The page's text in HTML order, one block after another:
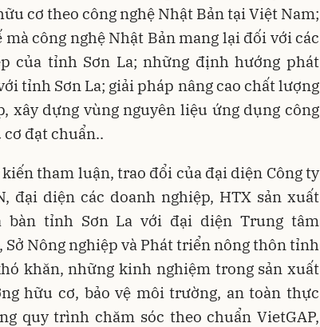
cơ theo công nghệ Nhật Bản tại Việt Nam;
công nghệ Nhật Bản mang lại đối với các
của tỉnh Sơn La; những định hướng phát
tỉnh Sơn La; giải pháp nâng cao chất lượng
xây dựng vùng nguyên liệu ứng dụng công
cơ đạt chuẩn..
tham luận, trao đổi của đại diện Công ty
đại diện các doanh nghiệp, HTX sản xuất
bàn tỉnh Sơn La với đại diện Trung tâm
Sở Nông nghiệp và Phát triển nông thôn tỉnh
khăn, những kinh nghiệm trong sản xuất
hữu cơ, bảo vệ môi trường, an toàn thực
quy trình chăm sóc theo chuẩn VietGAP,